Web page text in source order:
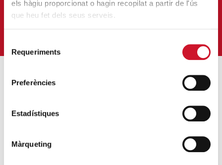
els hàgiu proporcionat o hagin recopilat a partir de l'ús
que heu fet dels seus serveis.
Requeriments
Preferències
Estadístiques
Màrqueting
E *
Un cambio renovador
Un ropero a la última moda